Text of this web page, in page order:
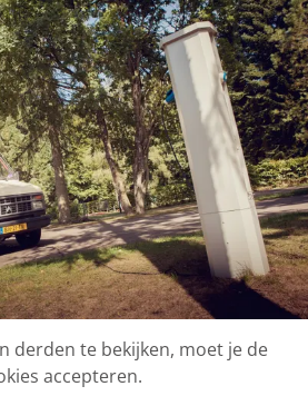
derden te bekijken, moet je de
accepteren.